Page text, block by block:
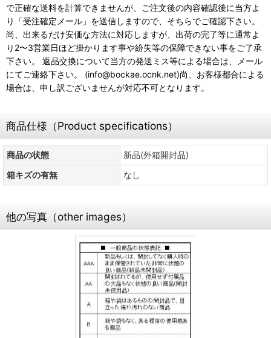
で正確な送料を計算できませんが、ご注文後の内容確認後に当方よ
り「受注確定メール」を送信しますので、そちらでご確認下さい。
尚、出来るだけ安価な方法に対応しますが、出荷の完了等に通常よ
り2〜3営業日ほど掛かります事や紛失等の保障できない事をご了承
下さい。 返品交換について当方の発送ミス等による場合は、メール
にてご連絡下さい。 (info@bockae.ocnk.net)尚、お客様都合による
場合は、申し訳ございませんが対応不可となります。
商品仕様（Product specifications）
商品の状態
新品(外箱開封品)
箱キズの有無
なし
他の写真（other images）